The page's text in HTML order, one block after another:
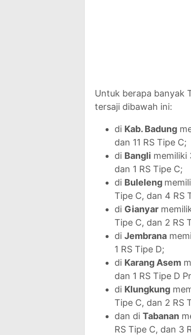
Untuk berapa banyak
tersaji dibawah ini:
di Kab. Badung
dan 11 RS Tipe C;
di Bangli memiliki
dan 1 RS Tipe C;
di Buleleng
Tipe C, dan 4 RS
di Gianyar
Tipe C, dan 2 RS
di Jembrana
1 RS Tipe D;
di Karang Asem
dan 1 RS Tipe D
di Klungkung
Tipe C, dan 2 RS
dan di Tabanan
RS Tipe C, dan 3